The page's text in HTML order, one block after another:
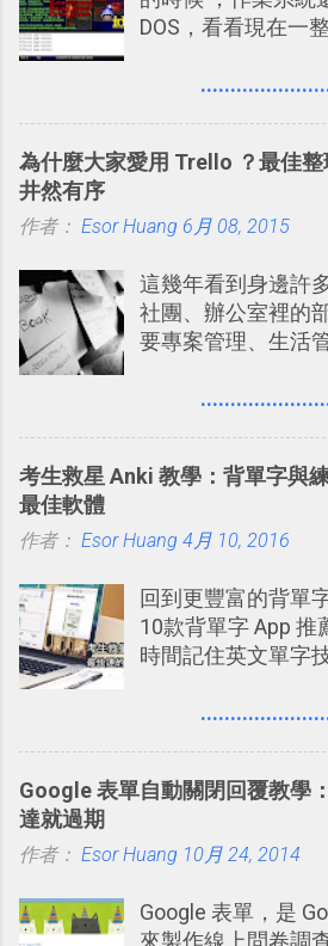
上面看到各種突如
好像把大家的生活
Twitter的服務目前
Twitter型服務，而
天推出的「 Twitter
值得一玩的3D視覺
享一下我玩這個新
Twitter Blocks：
蒐小誌： http://
Twitter除了自顧自
者，只要進入該使
跟隨者、被跟隨者
個非常好玩的地方
Twitter Blocks很強
3D視圖有什麼用
你非常方便、好玩
Twit...
用。
DOS，看看現在一
過的第一款 FPS遊
來看DOOM的畫面
想必還是會有一番
Mozilla Demo
術人員交流HTML
玩意的園地，而其
一代的網頁版！ 這
內，玩家可以免費
Firefox 4 和Safari
為什麼大家愛用 Trello ？最佳
井然有序
作者： Esor Huang 6月 08, 2015
這幾年看到身邊許
社團、辦公室裡的
要專案管理、生活
一個什麼樣的管理
念」的管理教學文
Google Drive 變身
著 Trello ，卻還沒
一篇完整的介紹！
一時間推薦 Trello
澱自己的使用方法
學。 2015/6/13 新
2016 年新增 ： 如
2016/7/7 新增 ：
考生救星 Anki 教學：背單字與
最佳軟體
作者： Esor Huang 4月 10, 2016
回到更豐富的背單
10款背單字 App
時間記住英文單字
短期記憶變成長期
強；然後下次快要
化，讓記憶延長到
來一個月的記憶長
Google 表單自動關閉回覆教學
達就過期
作者： Esor Huang 10月 24, 2014
Google 表單，是
來製作線上問卷調